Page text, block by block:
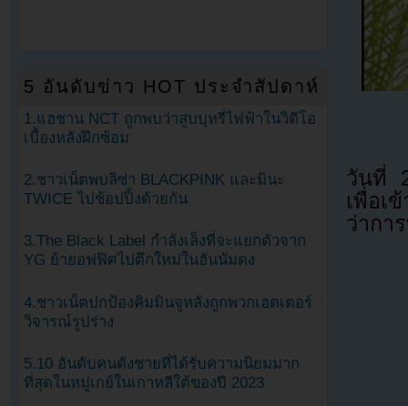
วันที่
เพื่อเ
ว่ากา
5 อันดับข่าว HOT ประจำสัปดาห์
1.แฮชาน NCT ถูกพบว่าสูบบุหรี่ไฟฟ้าในวิดีโอ
เบื้องหลังฝึกซ้อม
2.ชาวเน็ตพบลิซ่า BLACKPINK และมินะ
TWICE ไปช้อปปิ้งด้วยกัน
3.The Black Label กำลังเล็งที่จะแยกตัวจาก
YG ย้ายอฟฟิศไปตึกใหม่ในฮันนัมดง
4.ชาวเน็ตปกป้องคิมมินจูหลังถูกพวกเฮดเตอร์
วิจารณ์รูปร่าง
5.10 อันดับคนดังชายที่ได้รับความนิยมมาก
ที่สุดในหมู่เกย์ในเกาหลีใต้ของปี 2023